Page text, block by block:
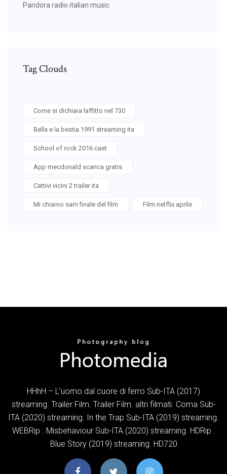
Pandora radio italian music
Tag Clouds
Come si dichiara laffitto nel 730
Bella e la bestia 1991 streaming ita
School of rock 2016 cast
App mecdonald scarica gratis
Cattivi vicini 2 trailer ita
Mi chiamo sam finale del film Film.netflix aprile
HHhH – L’uomo dal cuore di ferro Sub-ITA (2017)
streaming. Trailer Film. Trailer Film. altri filmati. Coma Sub-
ITA (2020) streaming. In the Trap Sub-ITA (2019) streaming.
WEBRip . Misbehaviour Sub-ITA (2020) streaming. HDRip .
Blue Story (2019) streaming. HD720